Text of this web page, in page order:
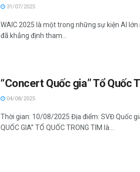
31/07/2025
WAIC 2025 là một trong những sự kiện AI
đã khẳng định tham...
“Concert Quốc gia” Tổ Quốc
04/08/2025
Thời gian: 10/08/2025 Địa điểm: SVĐ Quốc
QUỐC GIA” TỔ QUỐC TRONG TIM là...